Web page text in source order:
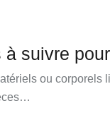
à suivre
ou corporels